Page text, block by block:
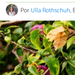
PorUlla Rothschuh,